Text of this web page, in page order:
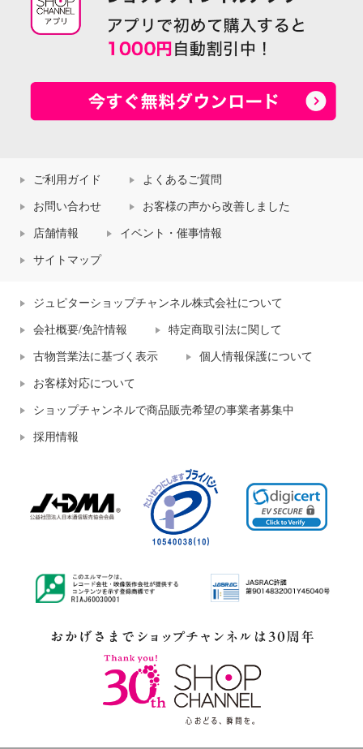
ご利用ガイド よくあるご質問
お問い合わせ お客様の声から改善しました
店舗情報 イベント・催事情報
サイトマップ
ジュピターショップチャンネル株式会社について
会社概要/免許情報 特定商取引法に関して
古物営業法に基づく表示 個人情報保護について
お客様対応について
ショップチャンネルで商品販売希望の事業者募集中
採用情報